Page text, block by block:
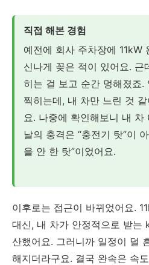
직접 해본 경험
예전에 회사 주차장에 11kW
신나게 꽂은 적이 있어요. 근
히는 걸 보고 순간 멍해졌죠.
찍히는데, 내 차만 느린 것
요. 나중에 확인해보니 내 차
날의 충격은 “충전기 탓”이
을 안 한 탓”이었어요.
이후로는 접근이 바뀌었어요.
대신, 내 차가 안정적으로 받는
산했어요. 그러니까 일정이 덜
해지더라구요. 결국 완속은 속